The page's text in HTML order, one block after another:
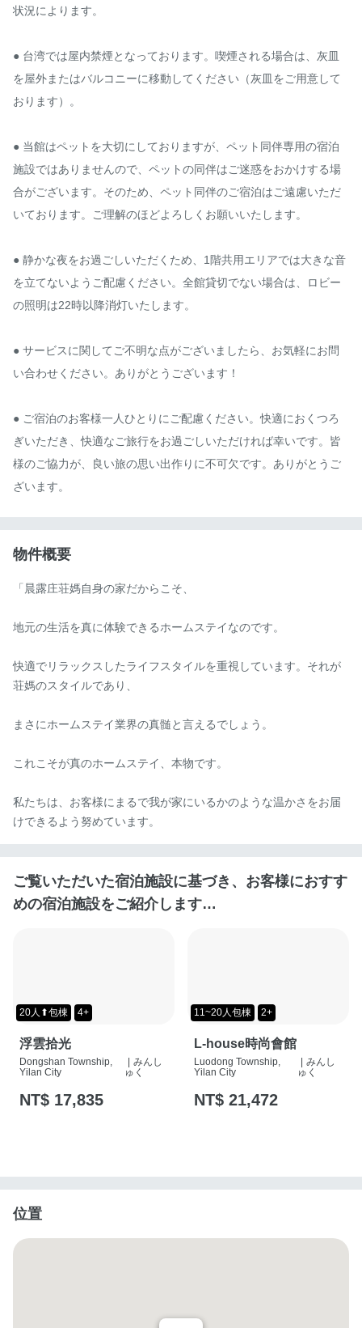
状況によります。
● 台湾では屋内禁煙となっております。喫煙される場合は、灰皿
を屋外またはバルコニーに移動してください（灰皿をご用意して
おります）。
● 当館はペットを大切にしておりますが、ペット同伴専用の宿泊
施設ではありませんので、ペットの同伴はご迷惑をおかけする場
合がございます。そのため、ペット同伴のご宿泊はご遠慮いただ
いております。ご理解のほどよろしくお願いいたします。
● 静かな夜をお過ごしいただくため、1階共用エリアでは大きな音
を立てないようご配慮ください。全館貸切でない場合は、ロビー
の照明は22時以降消灯いたします。
● サービスに関してご不明な点がございましたら、お気軽にお問
い合わせください。ありがとうございます！
● ご宿泊のお客様一人ひとりにご配慮ください。快適におくつろ
ぎいただき、快適なご旅行をお過ごしいただければ幸いです。皆
様のご協力が、良い旅の思い出作りに不可欠です。ありがとうご
ざいます。
物件概要
「晨露庄荘媽自身の家だからこそ、
地元の生活を真に体験できるホームステイなのです。
快適でリラックスしたライフスタイルを重視しています。それが
荘媽のスタイルであり、
まさにホームステイ業界の真髄と言えるでしょう。
これこそが真のホームステイ、本物です。
私たちは、お客様にまるで我が家にいるかのような温かさをお届
けできるよう努めています。
ご覧いただいた宿泊施設に基づき、お客様におすす
めの宿泊施設をご紹介します…
20人⬆包棟 4+
浮雲拾光
Dongshan Township,
Yilan City
みんし
ゅく
NT$ 17,835
11~20人包棟 2+
L-house時尚會館
Luodong Township,
Yilan City
みんし
ゅく
NT$ 21,472
位置